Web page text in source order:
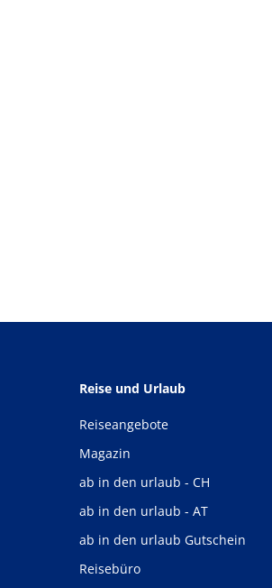
Reise und Urlaub
Reiseangebote
Magazin
ab in den urlaub - CH
ab in den urlaub - AT
ab in den urlaub Gutschein
Reisebüro